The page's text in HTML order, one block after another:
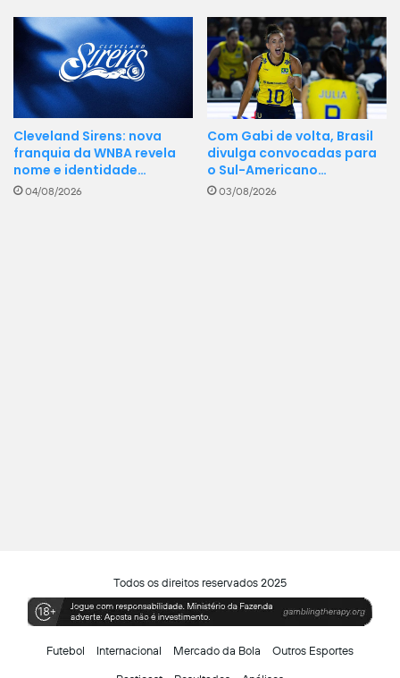
Cleveland Sirens: nova
franquia da WNBA revela
nome e identidade…
04/08/2026
Com Gabi de volta, Brasil
divulga convocadas para
o Sul-Americano…
03/08/2026
Todos os direitos reservados 2025
Futebol Internacional Mercado da Bola Outros Esportes